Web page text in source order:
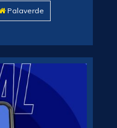
Palaverde